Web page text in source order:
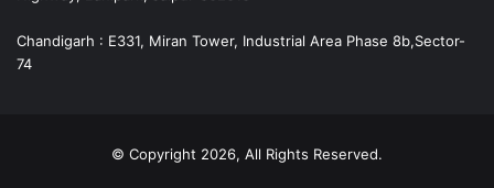
Chandigarh : E331, Miran Tower, Industrial Area Phase 8b,Sector-
74
© Copyright 2026, All Rights Reserved.